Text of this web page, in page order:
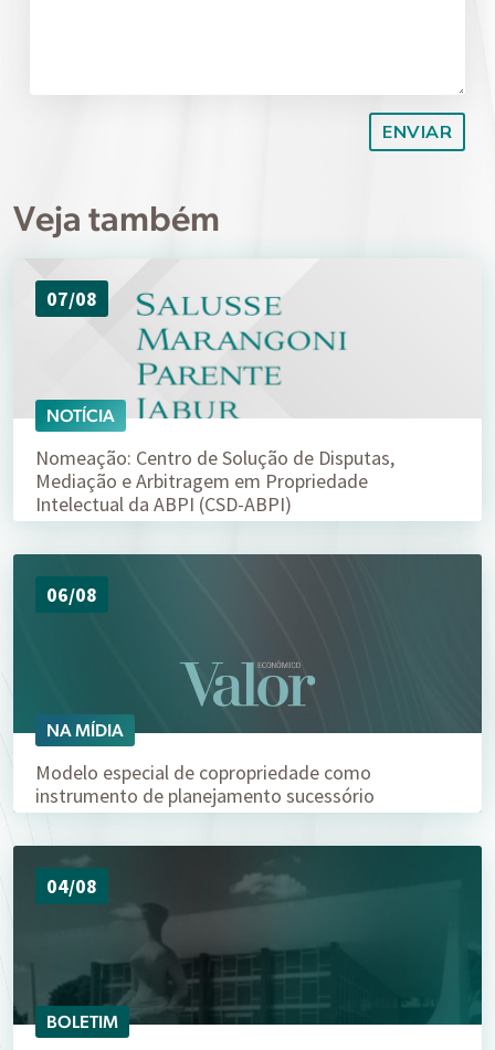
Veja também
07/08
NOTÍCIA
Nomeação: Centro de Solução de Disputas,
Mediação e Arbitragem em Propriedade
Intelectual da ABPI (CSD-ABPI)
06/08
NA MÍDIA
Modelo especial de copropriedade como
instrumento de planejamento sucessório
04/08
BOLETIM